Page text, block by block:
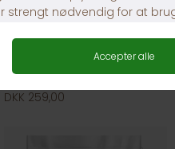
Nordic Classic pellets
DKK 259,00